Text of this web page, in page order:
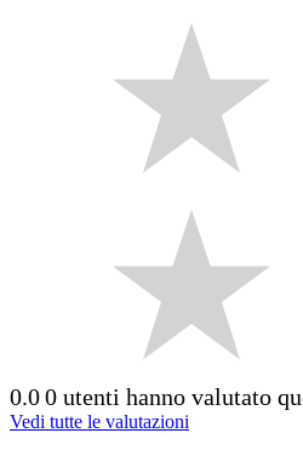
0.00 utenti hanno valutato
Vedi tutte le valutazioni